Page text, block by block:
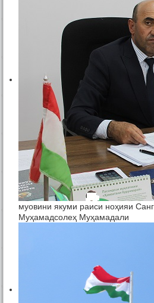
муовини якуми раиси ноҳияи
Муҳамадсолеҳ Муҳамадали